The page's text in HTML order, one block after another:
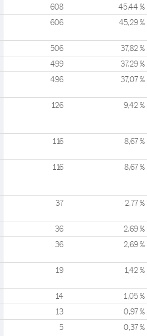
608 45,44 %
606 45,29 %
506 37,82 %
499 37,29 %
496 37,07 %
126 9,42 %
116 8,67 %
116 8,67 %
37 2,77 %
36 2,69 %
36 2,69 %
19 1,42 %
14 1,05 %
13 0,97 %
5 0,37 %